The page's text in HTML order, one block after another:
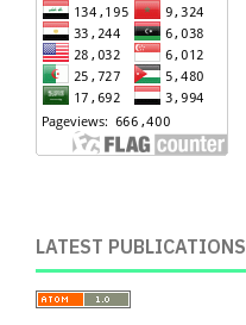
LATEST PUBLICATIONS